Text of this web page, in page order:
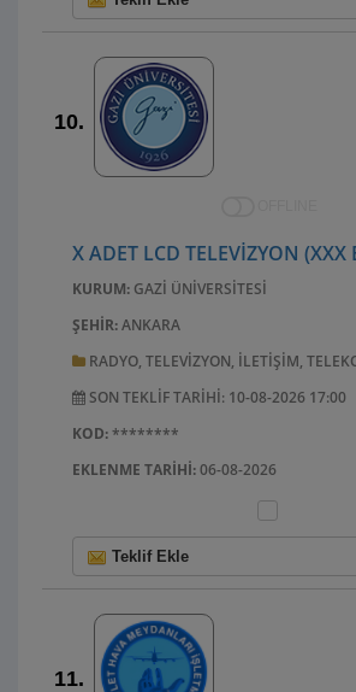
10.
X ADET LCD TELEVİZYON
KURUM: GAZI ÜNIVERSITESI
ŞEHIR:ANKARA
RADYO, TELEVIZYON, ILETIŞIM,
SON TEKLIF TARIHI: 10-08-2026 17:00
KOD:********
EKLENME TARIHI:06-08-2026
Teklif Ekle
11.